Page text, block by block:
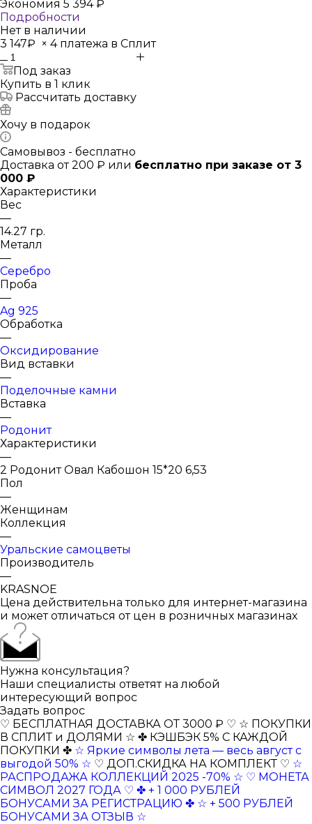
Экономия 5 394₽
Подробности
Нет в наличии
3 147₽ × 4 платежа в Сплит
Под заказ
Купить в 1 клик
Рассчитать доставку
Хочу в подарок
Самовывоз - бесплатно
Доставка от 200 ₽ или бесплатно при заказе от 3
000 ₽
Характеристики
Вес
—
14.27 гр.
Металл
—
Серебро
Проба
—
Ag 925
Обработка
—
Оксидирование
Вид вставки
—
Поделочные камни
Вставка
—
Родонит
Характеристики
—
2 Родонит Овал Кабошон 15*20 6,53
Пол
—
Женщинам
Коллекция
—
Уральские самоцветы
Производитель
—
KRASNOE
Цена действительна только для интернет-магазина
и может отличаться от цен в розничных магазинах
Нужна консультация?
Наши специалисты ответят на любой
интересующий вопрос
Задать вопрос
♡ БЕСПЛАТНАЯ ДОСТАВКА ОТ 3000 ₽ ♡ ☆ ПОКУПКИ
В СПЛИТ и ДОЛЯМИ ☆ ✤ КЭШБЭК 5% С КАЖДОЙ
ПОКУПКИ ✤ ☆ Яркие символы лета — весь август с
выгодой 50% ☆ ♡ ДОП.СКИДКА НА КОМПЛЕКТ ♡ ☆
РАСПРОДАЖА КОЛЛЕКЦИЙ 2025 -70% ☆ ♡ МОНЕТА
СИМВОЛ 2027 ГОДА ♡ ✤ + 1 000 РУБЛЕЙ
БОНУСАМИ ЗА РЕГИСТРАЦИЮ ✤ ☆ + 500 РУБЛЕЙ
БОНУСАМИ ЗА ОТЗЫВ ☆